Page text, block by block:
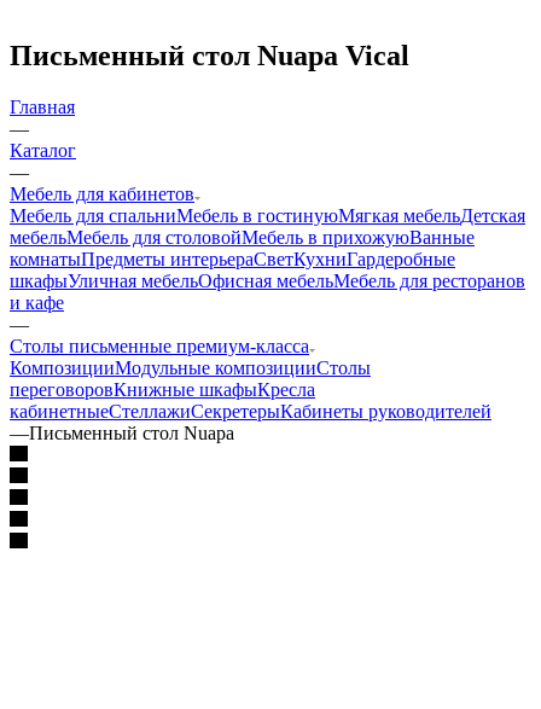
Письменный стол Nuapa Vical
Главная
—
Каталог
—
Мебель для кабинетов
Мебель для спальниМебель в гостинуюМягкая мебельДетская
мебельМебель для столовойМебель в прихожуюВанные
комнатыПредметы интерьераСветКухниГардеробные
шкафыУличная мебельОфисная мебельМебель для ресторанов
и кафе
—
Столы письменные премиум-класса
КомпозицииМодульные композицииСтолы
переговоровКнижные шкафыКресла
кабинетныеСтеллажиСекретерыКабинеты руководителей
—Письменный стол Nuapa